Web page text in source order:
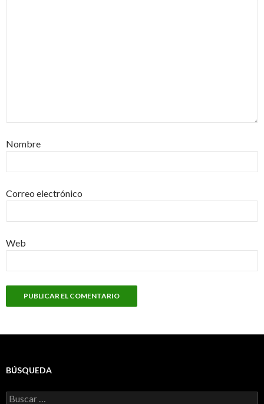
Nombre
Correo electrónico
Web
BÚSQUEDA
Buscar: